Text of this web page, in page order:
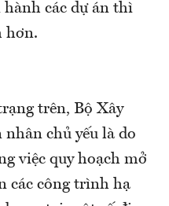
hành các dự án thì
hơn.
trên, Bộ Xây
chủ yếu là do
việc quy hoạch mở
các công trình hạ